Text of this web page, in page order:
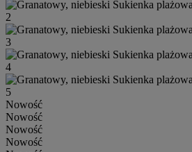
Nowość
Nowość
Nowość
Nowość